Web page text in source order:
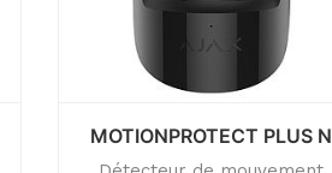
MOTIONPROTECT PLUS N